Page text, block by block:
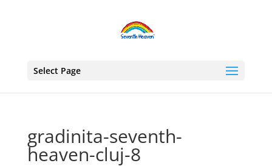
Select Page
gradinita-seventh-
heaven-cluj-8